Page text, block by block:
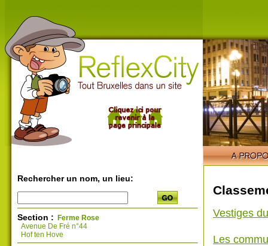
Rechercher un nom, un lieu:
Section : Ferme Rose
Avenue De Fré n°44
Hof ten Hove
Vestiges
Les